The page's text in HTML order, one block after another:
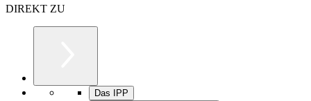
DIREKT ZU
Das IPP